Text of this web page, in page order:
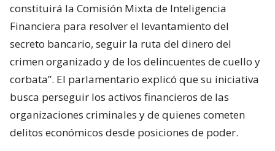
constituirá la Comisión Mixta de Inteligencia
Financiera para resolver el levantamiento del
secreto bancario, seguir la ruta del dinero del
crimen organizado y de los delincuentes de cuello y
corbata”. El parlamentario explicó que su iniciativa
busca perseguir los activos financieros de las
organizaciones criminales y de quienes cometen
delitos económicos desde posiciones de poder.